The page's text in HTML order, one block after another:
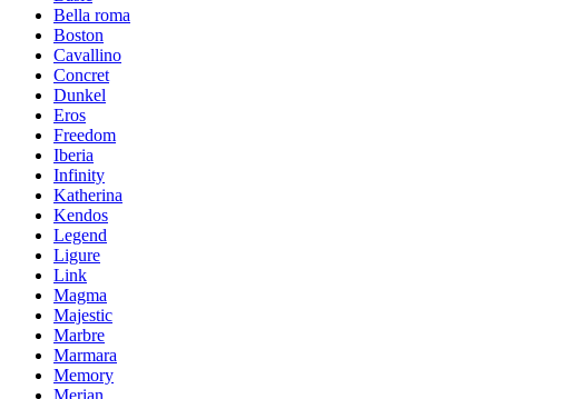
Bella roma
Boston
Cavallino
Concret
Dunkel
Eros
Freedom
Iberia
Infinity
Katherina
Kendos
Legend
Ligure
Link
Magma
Majestic
Marbre
Marmara
Memory
Merian